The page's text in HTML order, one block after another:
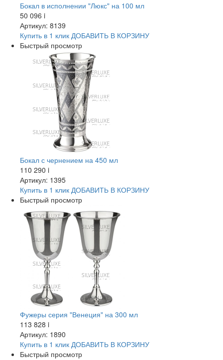
Бокал в исполнении "Люкс" на 100 мл
50 096 i
Артикул: 8139
Купить в 1 клик ДОБАВИТЬ В КОРЗИНУ
Быстрый просмотр
Бокал с чернением на 450 мл
110 290 i
Артикул: 1395
Купить в 1 клик ДОБАВИТЬ В КОРЗИНУ
Быстрый просмотр
Фужеры серия "Венеция" на 300 мл
113 828 i
Артикул: 1890
Купить в 1 клик ДОБАВИТЬ В КОРЗИНУ
Быстрый просмотр